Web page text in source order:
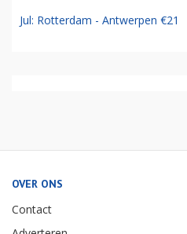
Jul: Rotterdam - Antwerpen €21
OVER ONS
Contact